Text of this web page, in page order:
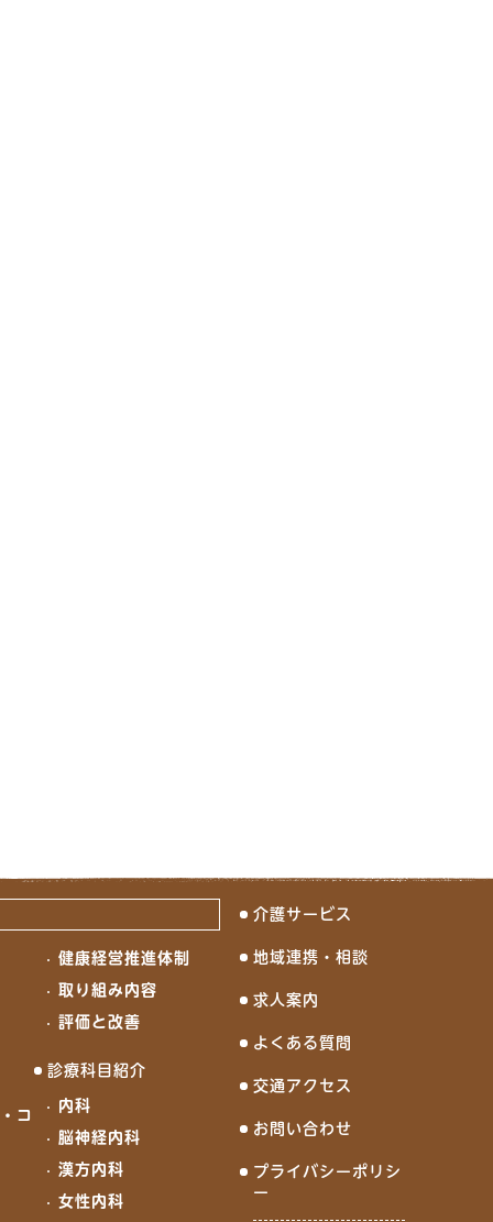
コ
健康経営推進体制
取り組み内容
評価と改善
診療科目紹介
内科
脳神経内科
漢方内科
女性内科
介護サービス
地域連携・相談
求人案内
よくある質問
交通アクセス
お問い合わせ
プライバシーポリシ
ー